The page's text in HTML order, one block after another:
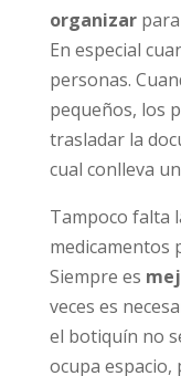
organizarpara
En especial
personas.
pequeños, los
trasladar la
cual conlleva
Tampoco falta
medicamentos
Siempre es
veces es
el botiquín no
ocupa